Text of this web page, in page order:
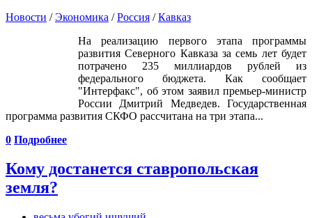
Новости /Экономика /Россия /Кавказ
На реализацию первого этапа программы
развития Северного Кавказа за семь лет будет
потрачено 235 миллиардов рублей из
федерального бюджета. Как сообщает
"Интерфакс", об этом заявил премьер-министр
России Дмитрий Медведев. Государственная
программа развития СКФО рассчитана на три этапа...
0 Подробнее
Кому достанется ставропольская
земля?